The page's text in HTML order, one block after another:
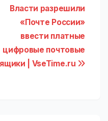
Власти разрешили
«Почте России»
ввести платные
цифровые почтовые
ящики | VseTime.ru